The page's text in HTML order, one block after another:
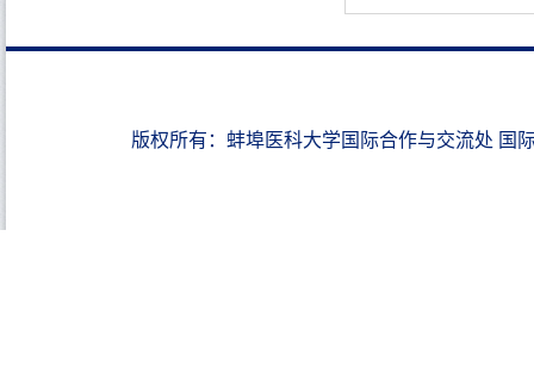
版权所有：蚌埠医科大学国际合作与交流处